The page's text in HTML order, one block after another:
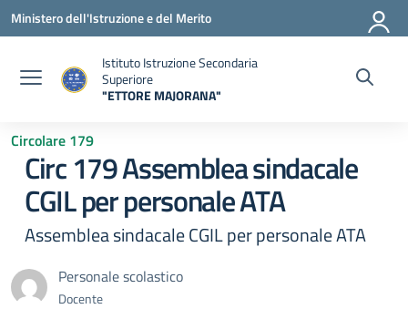
Vai ai contenuti
Vai al menu di navigazione
Vai al footer
Ministero dell'Istruzione e del Merito
Istituto Istruzione Secondaria
Superiore
"ETTORE MAJORANA"
Circolare 179
Circ 179 Assemblea sindacale
CGIL per personale ATA
Assemblea sindacale CGIL per personale ATA
Personale scolastico
Docente